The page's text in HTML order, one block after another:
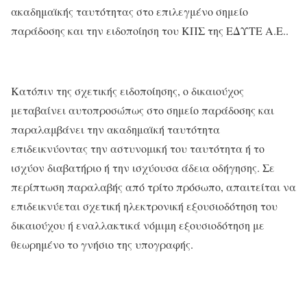
ακαδημαϊκής ταυτότητας στο επιλεγμένο σημείο
παράδοσης και την ειδοποίηση του ΚΠΣ της ΕΔΥΤΕ Α.Ε..
Κατόπιν της σχετικής ειδοποίησης, ο δικαιούχος
μεταβαίνει αυτοπροσώπως στο σημείο παράδοσης και
παραλαμβάνει την ακαδημαϊκή ταυτότητα
επιδεικνύοντας την αστυνομική του ταυτότητα ή το
ισχύον διαβατήριο ή την ισχύουσα άδεια οδήγησης. Σε
περίπτωση παραλαβής από τρίτο πρόσωπο, απαιτείται να
επιδεικνύεται σχετική ηλεκτρονική εξουσιοδότηση του
δικαιούχου ή εναλλακτικά νόμιμη εξουσιοδότηση με
θεωρημένο το γνήσιο της υπογραφής.